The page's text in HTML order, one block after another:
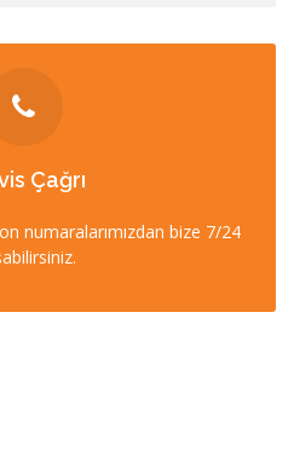
Çağrı
numaralarımızdan bize 7/24
358 57 57
22 00 (7/24)